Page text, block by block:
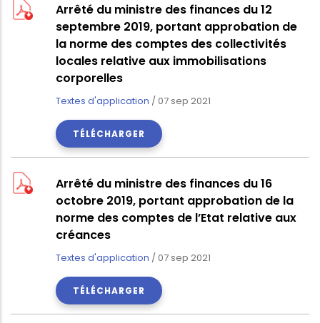
Arrêté du ministre des finances du 12
septembre 2019, portant approbation de
la norme des comptes des collectivités
locales relative aux immobilisations
corporelles
Textes d'application / 07 sep 2021
TÉLÉCHARGER
Arrêté du ministre des finances du 16
octobre 2019, portant approbation de la
norme des comptes de l’Etat relative aux
créances
Textes d'application / 07 sep 2021
TÉLÉCHARGER